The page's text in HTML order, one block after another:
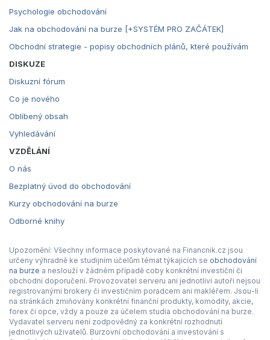
Psychologie obchodování
Jak na obchodování na burze [+SYSTÉM PRO ZAČÁTEK]
Obchodní strategie - popisy obchodních plánů, které používám
DISKUZE
Diskuzní fórum
Co je nového
Oblíbený obsah
Vyhledávání
VZDĚLÁNÍ
O nás
Bezplatný úvod do obchodování
Kurzy obchodování na burze
Odborné knihy
Upozornění: Všechny informace poskytované na Financnik.cz jsou
určeny výhradně ke studijním účelům témat týkajících se obchodování
na burze a neslouží v žádném případě coby konkrétní investiční či
obchodní doporučení. Provozovatel serveru ani jednotliví autoři nejsou
registrovanými brokery či investičním poradcem ani makléřem. Jsou-li
na stránkách zmiňovány konkrétní finanční produkty, komodity, akcie,
forex či opce, vždy a pouze za účelem studia obchodování na burze.
Vydavatel serveru není zodpovědný za konkrétní rozhodnutí
jednotlivých uživatelů. Burzovní obchodování a investování s